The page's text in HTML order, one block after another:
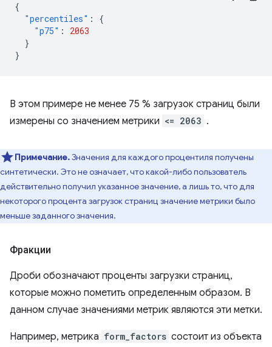
{
"percentiles" :
{
"p75" :
2063
}
}
В этом примере не менее 75 % загрузок страниц были
измерены со значением метрики <= 2063 .
Примечание.Значения для каждого процентиля получены
синтетически. Это не означает, что какой-либо пользователь
действительно получил указанное значение, а лишь то, что для
некоторого процента загрузок страниц значение метрики было
меньше заданного значения.
Фракции
Дроби обозначают проценты загрузки страниц,
которые можно пометить определенным образом. В
данном случае значениями метрик являются эти метки.
Например, метрика form_factors состоит из объекта